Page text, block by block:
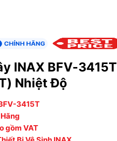
INAX BFV-3415T
Nhiệt Độ
3415T
gồm VAT